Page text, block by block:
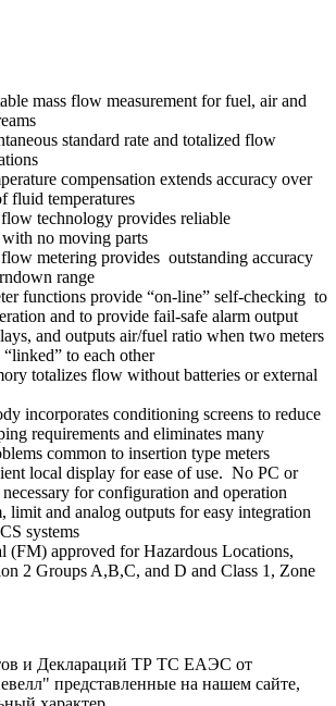
mass flow measurement for fuel, air and
standard rate and totalized flow
compensation extends accuracy over
fluid temperatures
technology provides reliable
with no moving parts
metering provides outstanding accuracy
range
functions provide “on-line” self-checking to
and to provide fail-safe alarm output
and outputs air/fuel ratio when two meters
to each other
totalizes flow without batteries or external
incorporates conditioning screens to reduce
requirements and eliminates many
common to insertion type meters
local display for ease of use. No PC or
for configuration and operation
limit and analog outputs for easy integration
systems
(FM) approved for Hazardous Locations,
2 Groups A,B,C, and D and Class 1, Zone
и Деклараций ТР ТС ЕАЭС от
представленные на нашем сайте,